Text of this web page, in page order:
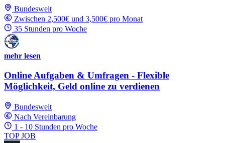
Bundesweit
Zwischen 2,500€ und 3,500€ pro Monat
35 Stunden pro Woche
mehr lesen
Online Aufgaben & Umfragen - Flexible
Möglichkeit, Geld online zu verdienen
Bundesweit
Nach Vereinbarung
1 - 10 Stunden pro Woche
TOP JOB